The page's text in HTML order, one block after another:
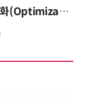
AI 시대의 의사결정을 바꾸는 수리최적화(Optimization): 실제 산업 적용 사례와 활용 전략